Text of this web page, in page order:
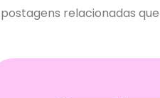
relacionadas